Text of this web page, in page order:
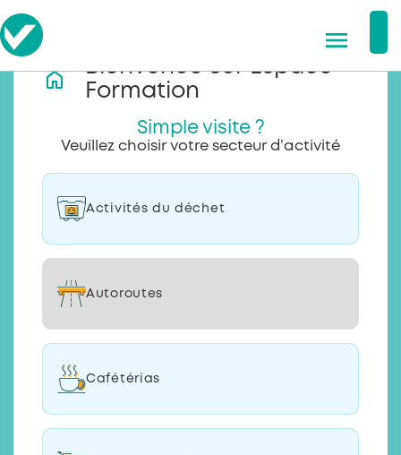
Bienvenue sur Espace
Formation
Simple visite ?
Veuillez choisir votre secteur d’activité
Activités du déchet
Autoroutes
Cafétérias